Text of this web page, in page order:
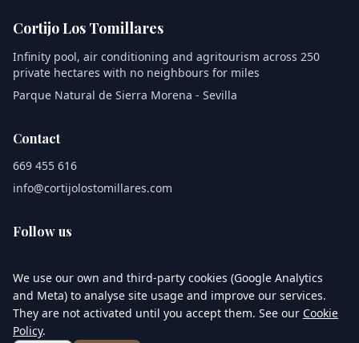
Cortijo Los Tomillares
Infinity pool, air conditioning and agritourism across 250
private hectares with no neighbours for miles
Parque Natural de Sierra Morena - Sevilla
Contact
669 455 616
info@cortijolostomillares.com
Follow us
Legal noticePrivacy Policy Cookie PolicyTerms & conditions
© 2026 Cortijo Los Tomillares. All rights reserved.
We use our own and third-party cookies (Google Analytics
and Meta) to analyse site usage and improve our services.
They are not activated until you accept them. See our Cookie
Policy.